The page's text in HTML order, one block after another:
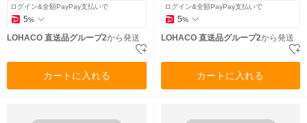
ログイン&全額PayPay支払いで
5%
LOHACO 直送品グループ2から発送
カートに入れる
ログイン&全額PayPay支払いで
5%
LOHACO 直送品グループ2から発送
カートに入れる